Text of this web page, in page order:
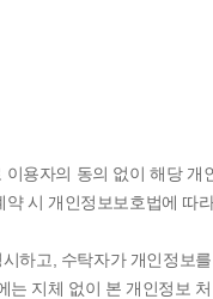
용자의 동의 없이 해당
시 개인정보보호법에
하고, 수탁자가 개인정보
는 지체 없이 본 개인정보